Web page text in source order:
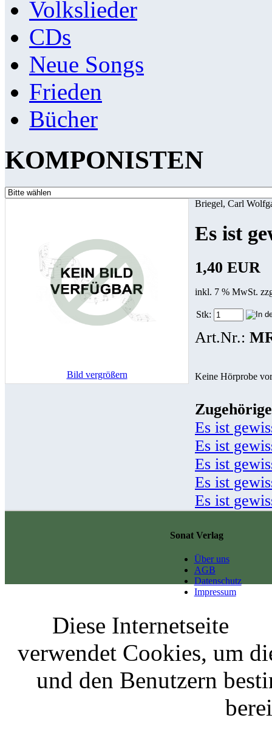
Volkslieder
CDs
Neue Songs
Frieden
Bücher
KOMPONISTEN
Bild vergrößern
Briegel, Carl
Es ist
1,40 EUR
inkl. 7 % MwSt.
Stk:
Art.Nr.:
Keine Hörprobe
Es ist
Es ist
Es ist
Es ist
Es ist
Sonat Verlag
Über uns
AGB
Datenschutz
Impressum
Diese Internetseite
verwendet Cookies, um
und den Benutzern